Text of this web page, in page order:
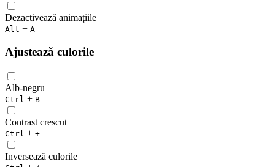
Dezactivează animațiile
Alt + A
Ajustează culorile
Alb-negru
Ctrl + B
Contrast crescut
Ctrl + +
Inversează culorile